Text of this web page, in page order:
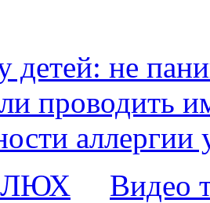
детей: не
проводить
аллергии
Видео